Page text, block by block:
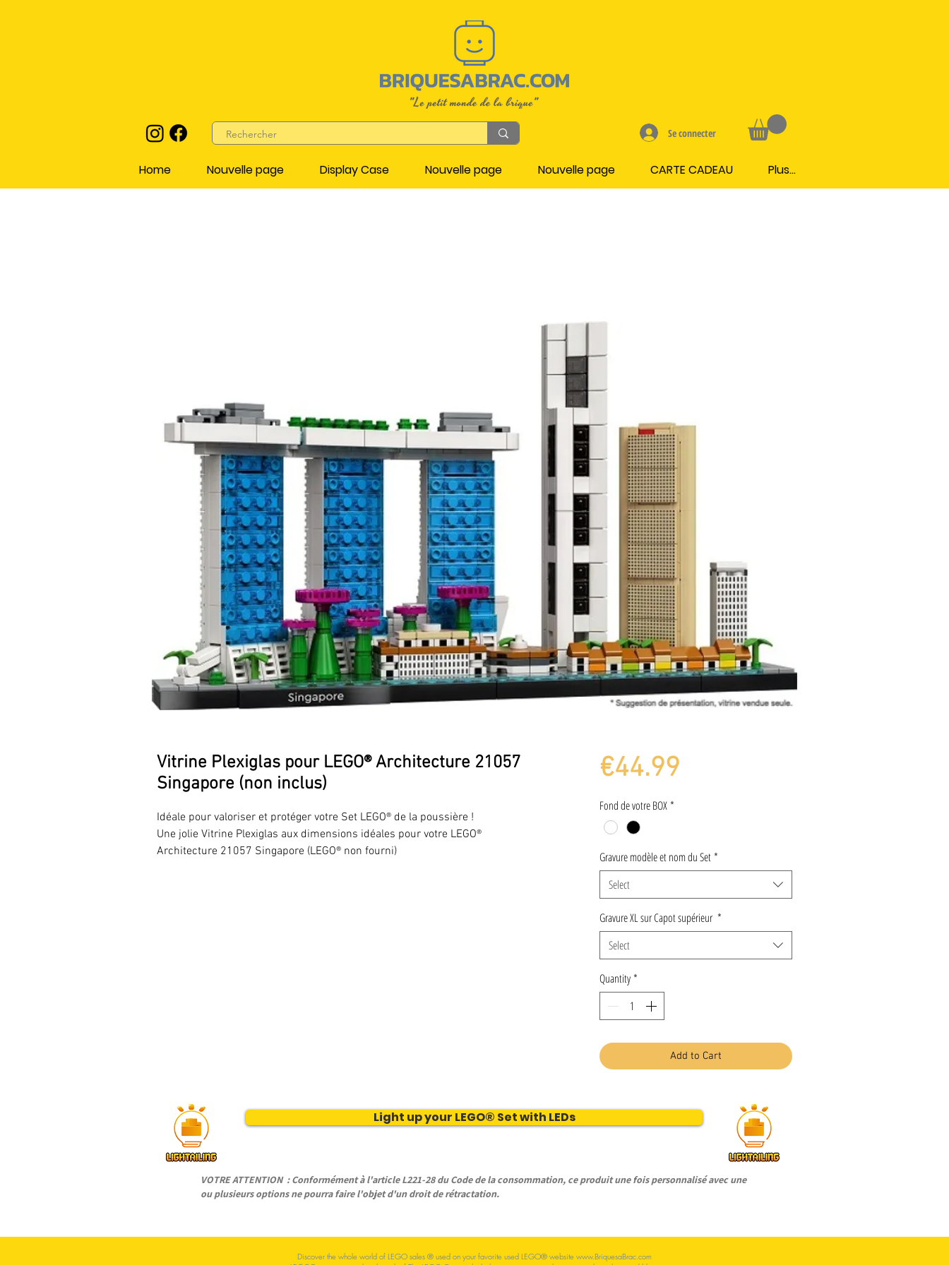
Se connecter
Home Nouvelle page Display Case Nouvelle page Nouvelle page CARTE CADEAU Plus...
Vitrine Plexiglas pour LEGO® Architecture 21057
Singapore (non inclus)
Idéale pour valoriser et protéger votre Set LEGO® de la poussière !
Une jolie Vitrine Plexiglas aux dimensions idéales pour votre LEGO®
Architecture 21057 Singapore (LEGO® non fourni)
€44.99Price
Fond de votre BOX*
Gravure modèle et nom du Set*
Select
Gravure XL sur Capot supérieur *
Select
Quantity*
Add to Cart
Light up your LEGO® Set with LEDs
VOTRE ATTENTION : Conformément à l'article L221-28 du Code de la consommation, ce produit une fois personnalisé avec une
ou plusieurs options ne pourra faire l'objet d'un droit de rétractation.
Discover the whole world of LEGO sales ® used on your favorite used LEGO® website www.BriquesaBrac.com